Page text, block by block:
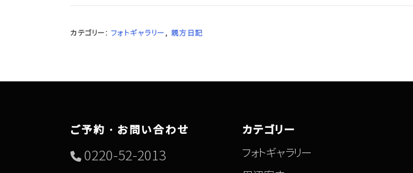
カテゴリー: フォトギャラリー, 親方日記
ご予約・お問い合わせ
0220-52-2013
カテゴリー
フォトギャラリー